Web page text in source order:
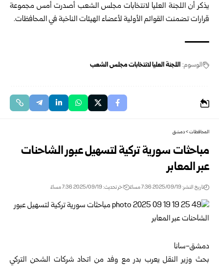
يذكر أن اللجنة العليا لانتخابات مجلس الشعب أصدرت أمس مجموعة
قرارات تضمنت القوائم الأولية لأعضاء الهيئات الناخبة في المحافظات.
الوسوم: اللجنة العليا لانتخابات مجلس الشعب
المحافظات>دمشق
مباحثات سورية تركية لتسهيل عبور الشاحنات
عبر المعابر
تاريخ النشر: 2025/09/19 7:36 مساءً اخر تحديث: 2025/09/19 7:36 مساءً
دمشق-سانا
بحث وزير النقل يعرب بدر مع وفد من اتحاد شركات الشحن التركي